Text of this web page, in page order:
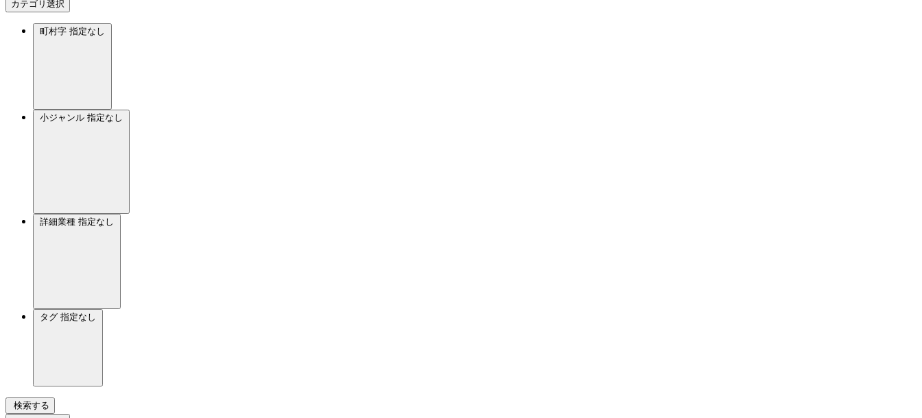
カテゴリ選択
町村字 指定なし
小ジャンル 指定なし
詳細業種 指定なし
タグ 指定なし
検索する